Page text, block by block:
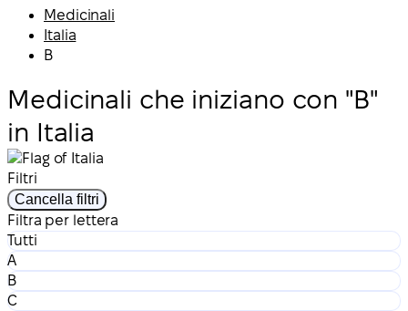
Medicinali
Italia
B
Medicinali che iniziano con "B"
in Italia
Filtri
Cancella filtri
Filtra per lettera
Tutti
A
B
C